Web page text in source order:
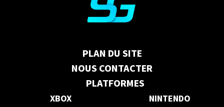
PLAN DU SITE
NOUS CONTACTER
PLATFORMES
XBOX NINTENDO